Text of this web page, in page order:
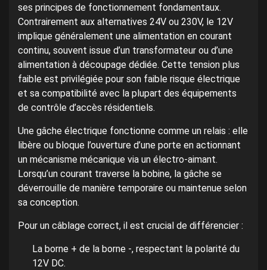
ses principes de fonctionnement fondamentaux.
Contrairement aux alternatives 24V ou 230V, le 12V
implique généralement une alimentation en courant
continu, souvent issue d’un transformateur ou d’une
alimentation à découpage dédiée. Cette tension plus
faible est privilégiée pour son faible risque électrique
et sa compatibilité avec la plupart des équipements
de contrôle d’accès résidentiels.
Une gâche électrique fonctionne comme un relais : elle
libère ou bloque l’ouverture d’une porte en actionnant
un mécanisme mécanique via un électro-aimant.
Lorsqu’un courant traverse la bobine, la gâche se
déverrouille de manière temporaire ou maintenue selon
sa conception.
Pour un câblage correct, il est crucial de différencier :
La borne + de la borne -, respectant la polarité du
12V DC.